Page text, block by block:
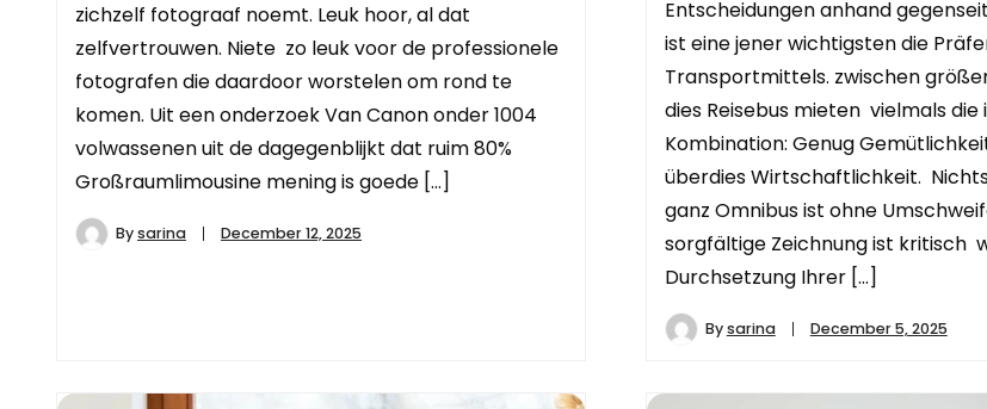
zichzelf fotograaf noemt. Leuk hoor, al dat
zelfvertrouwen. Niete zo leuk voor de professionele
fotografen die daardoor worstelen om rond te
komen. Uit een onderzoek Van Canon onder 1004
volwassenen uit de dagegenblijkt dat ruim 80%
Großraumlimousine mening is goede […]
Bysarina December 12, 2025
Entscheidungen anhand
ist eine jener wichtigsten die
Transportmittels. zwischen
dies Reisebus mieten vielmals die
Kombination: Genug
überdies Wirtschaftlichkeit.
ganz Omnibus ist ohne
sorgfältige Zeichnung ist kritisch
Durchsetzung Ihrer […]
Bysarina December 5, 2025